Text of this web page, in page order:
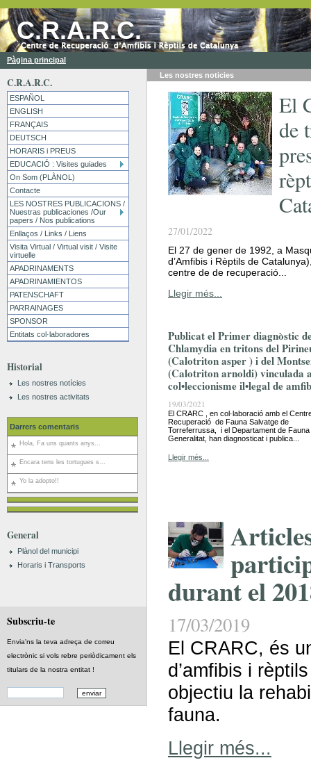
C.R.A.R.C.
Pàgina principal
C.R.A.R.C.
ESPAÑOL
ENGLISH
FRANÇAIS
DEUTSCH
HORARIS i PREUS
EDUCACIÓ : Visites guiades
On Som (PLÀNOL)
Contacte
LES NOSTRES PUBLICACIONS /
Nuestras publicaciones /Our
papers / Nos publications
Enllaços / Links / Liens
Visita Virtual / Virtual visit / Visite
virtuelle
APADRINAMENTS
APADRINAMIENTOS
PATENSCHAFT
PARRAINAGES
SPONSOR
Entitats col·laboradores
Historial
Les nostres notícies
Les nostres activitats
Darrers comentaris
Hola, Fa uns quants anys...
Encara tens les tortugues s...
Yo la adopto!!
General
Plànol del municipi
Horaris i Transports
Subscriu-te
Envia'ns la teva adreça de correu
electrònic si vols rebre periòdicament els
titulars de la nostra entitat !
Les nostres noticies
El
de
27/01/2022
El 27 de gener de 1992, a
d’Amfibis i Rèptils de
centre de de recuperació...
Llegir més...
Publicat el Primer diagnòstic
Chlamydia en tritons del
(Calotriton asper ) i del
(Calotriton arnoldi) vinculada
col•leccionisme il•legal de
19/03/2021
El CRARC , en col·laboració amb el
Recuperació de Fauna Salvatge de
Torreferrussa, i el Departament de Fauna
Generalitat, han diagnosticat i publica...
Llegir més...
durant el
17/03/2019
El CRARC, és
d’amfibis i
objectiu la
fauna.
Llegir més...